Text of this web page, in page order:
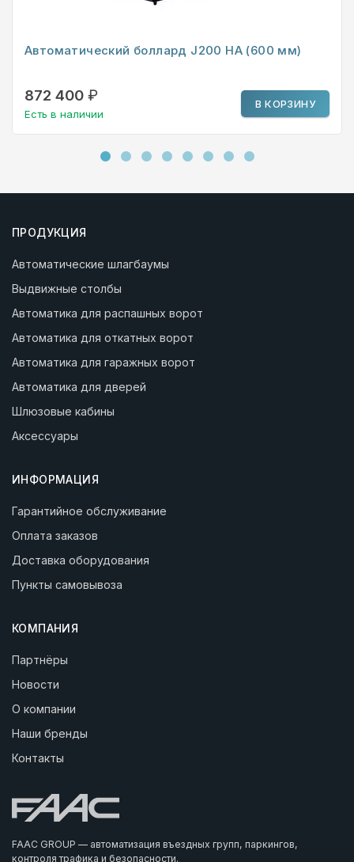
Автоматический боллард J200 HA (600 мм)
872 400 ₽
Есть в наличии
В КОРЗИНУ
ПРОДУКЦИЯ
Автоматические шлагбаумы
Выдвижные столбы
Автоматика для распашных ворот
Автоматика для откатных ворот
Автоматика для гаражных ворот
Автоматика для дверей
Шлюзовые кабины
Аксессуары
ИНФОРМАЦИЯ
Гарантийное обслуживание
Оплата заказов
Доставка оборудования
Пункты самовывоза
КОМПАНИЯ
Партнёры
Новости
О компании
Наши бренды
Контакты
FAAC GROUP — автоматизация въездных групп, паркингов,
контроля трафика и безопасности.